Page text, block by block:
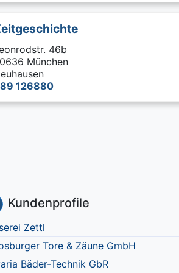
46b
München
126880
Kundenprofile
Zettl
Tore & Zäune GmbH
Bäder-Technik GbR